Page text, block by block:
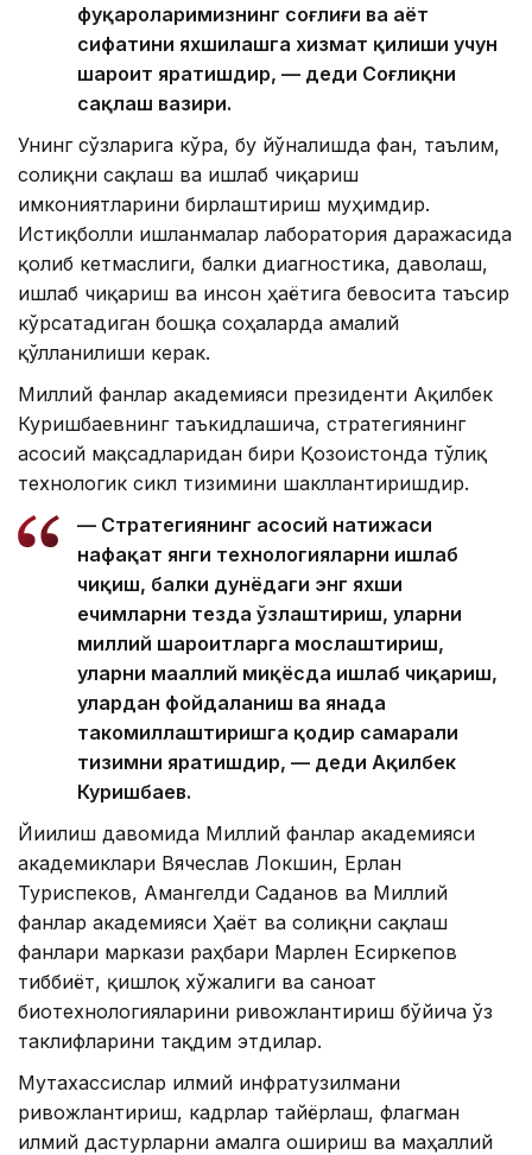
фуқароларимизнинг соғлиғи ва ҳаёт
сифатини яхшилашга хизмат қилиши учун
шароит яратишдир, — деди Соғлиқни
сақлаш вазири.
Унинг сўзларига кўра, бу йўналишда фан, таълим,
соғлиқни сақлаш ва ишлаб чиқариш
имкониятларини бирлаштириш муҳимдир.
Истиқболли ишланмалар лаборатория даражасида
қолиб кетмаслиги, балки диагностика, даволаш,
ишлаб чиқариш ва инсон ҳаётига бевосита таъсир
кўрсатадиган бошқа соҳаларда амалий
қўлланилиши керак.
Миллий фанлар академияси президенти Ақилбек
Куришбаевнинг таъкидлашича, стратегиянинг
асосий мақсадларидан бири Қозоғистонда тўлиқ
технологик сикл тизимини шакллантиришдир.
— Стратегиянинг асосий натижаси
нафақат янги технологияларни ишлаб
чиқиш, балки дунёдаги энг яхши
ечимларни тезда ўзлаштириш, уларни
миллий шароитларга мослаштириш,
уларни маҳаллий миқёсда ишлаб чиқариш,
улардан фойдаланиш ва янада
такомиллаштиришга қодир самарали
тизимни яратишдир, — деди Ақилбек
Куришбаев.
Йиғилиш давомида Миллий фанлар академияси
академиклари Вячеслав Локшин, Ерлан
Туриспеков, Амангелди Саданов ва Миллий
фанлар академияси Ҳаёт ва соғлиқни сақлаш
фанлари маркази раҳбари Марлен Есиркепов
тиббиёт, қишлоқ хўжалиги ва саноат
биотехнологияларини ривожлантириш бўйича ўз
таклифларини тақдим этдилар.
Мутахассислар илмий инфратузилмани
ривожлантириш, кадрлар тайёрлаш, флагман
илмий дастурларни амалга ошириш ва маҳаллий